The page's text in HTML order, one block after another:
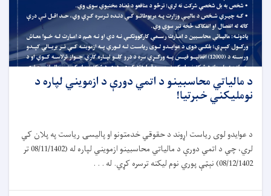
د مالياتي محاسبينو د اتمي دورې د ازمويني لپاره د
نومليکني خبرتیا!
د عوایدو لوی ریاست اړوند د حقوقي خدمتونو او پالیسۍ ریاست په پلان کي
لري، چي د اتمي دورې د مالیاتي محاسبینو ازمویني لپاره له (08/11/1402 تر
08/12/1402) نېټې پوري نوم لیکنه ترسره کړي. له . . .